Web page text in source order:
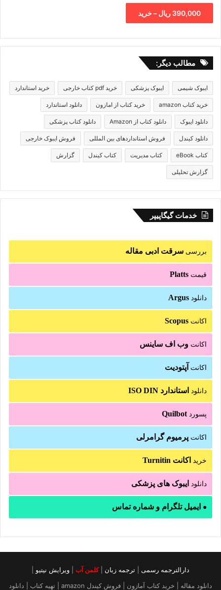
390,000 ریال – خرید
مطالب دیگر:
ایبوک شیمی ایبوک پزشکی خرید pdf کتاب خارجی خرید استاندارد
خرید کتاب amazon خرید کتاب از امازون دانلود استاندارد
دانلود ایبوک دانلود کتاب از Amazon دانلود کتاب پزشکی
دانلود کیندل فروش استانداردهای بین المللی فروش ایبوک خارجی
کتاب eBook کتاب مدیریت کتاب کیندل گزارش
گزارش تحلیلی
خدمات گیگاپیپر
بررسی سرقت ادبی مقاله
قیمت Platts
دانلود Argus
اکانت Scopus
اکانت وب اف ساینس
اکانت آپتودیت
دانلود استاندارد ISO DIN
پسوردQuilbot
اکانت پرمیوم گرامرلی
خرید اکانت Turnitin
دانلود ایبوک های پزشکی
● ایمیل تلگرام و شماره تماس
دارالترجمه رسمی ترجمه زبان |کلمن آب ویرایش نیتیو
دانلود مقاله | خرید کتاب آمازون | فروش کیندل amazon | تهیه کتاب | دانلود